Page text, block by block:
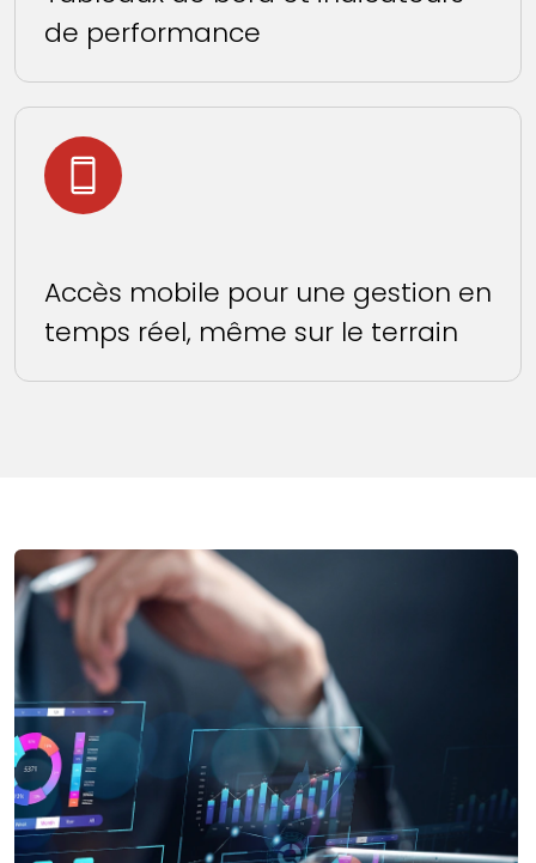
de performance
Accès mobile pour une gestion en
temps réel, même sur le terrain